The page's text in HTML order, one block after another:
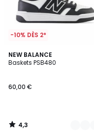
-10% DÈS 2*
NEW BALANCE
Baskets PSB480
60,00 €
4,3
/ 5
2
Couleurs
4,3
/